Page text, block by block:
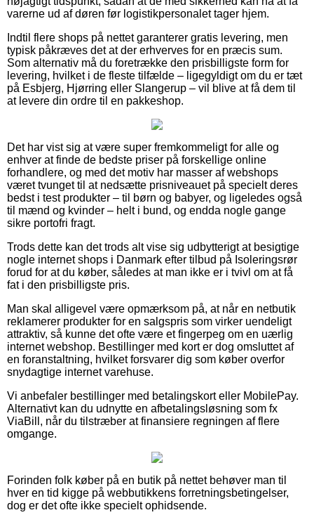
varerne ud af døren før logistikpersonalet tager hjem.
Indtil flere shops på nettet garanterer gratis levering, men
typisk påkræves det at der erhverves for en præcis sum.
Som alternativ må du foretrække den prisbilligste form for
levering, hvilket i de fleste tilfælde – ligegyldigt om du er tæt
på Esbjerg, Hjørring eller Slangerup – vil blive at få dem til
at levere din ordre til en pakkeshop.
Det har vist sig at være super fremkommeligt for alle og
enhver at finde de bedste priser på forskellige online
forhandlere, og med det motiv har masser af webshops
været tvunget til at nedsætte prisniveauet på specielt deres
bedst i test produkter – til børn og babyer, og ligeledes også
til mænd og kvinder – helt i bund, og endda nogle gange
sikre portofri fragt.
Trods dette kan det trods alt vise sig udbytterigt at besigtige
nogle internet shops i Danmark efter tilbud på Isoleringsrør
forud for at du køber, således at man ikke er i tvivl om at få
fat i den prisbilligste pris.
Man skal alligevel være opmærksom på, at når en netbutik
reklamerer produkter for en salgspris som virker uendeligt
attraktiv, så kunne det ofte være et fingerpeg om en uærlig
internet webshop. Bestillinger med kort er dog omsluttet af
en foranstaltning, hvilket forsvarer dig som køber overfor
snydagtige internet varehuse.
Vi anbefaler bestillinger med betalingskort eller MobilePay.
Alternativt kan du udnytte en afbetalingsløsning som fx
ViaBill, når du tilstræber at finansiere regningen af flere
omgange.
Forinden folk køber på en butik på nettet behøver man til
hver en tid kigge på webbutikkens forretningsbetingelser,
dog er det ofte ikke specielt ophidsende.